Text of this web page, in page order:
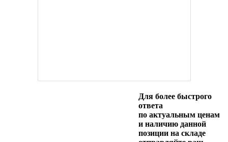
Для более быстрого
ответа
по актуальным ценам
и наличию данной
позиции на складе